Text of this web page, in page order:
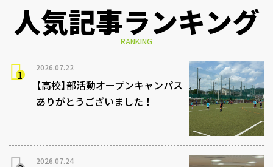
人気記事ランキング
RANKING
2026.07.22
【高校】部活動オープンキャンパス
ありがとうございました！
2026.07.24